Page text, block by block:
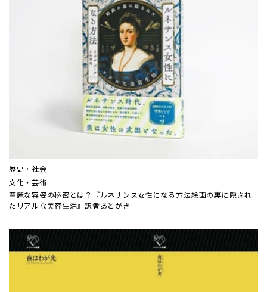
歴史・社会
文化・芸術
華麗な容姿の秘密とは？『ルネサンス女性になる方法――絵画の裏に隠され
たリアルな美容生活』訳者あとがき